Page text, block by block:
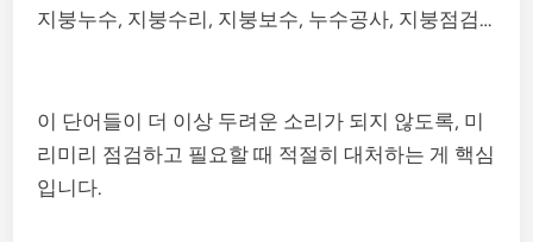
지붕누수, 지붕수리, 지붕보수, 누수공사, 지붕점검…
이 단어들이 더 이상 두려운 소리가 되지 않도록, 미
리미리 점검하고 필요할 때 적절히 대처하는 게 핵심
입니다.